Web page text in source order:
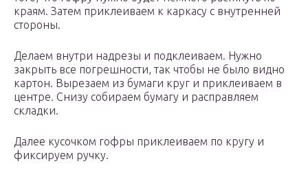
краям. Затем приклеиваем к каркасу с внутренней
стороны.
Делаем внутри надрезы и подклеиваем. Нужно
закрыть все погрешности, так чтобы не было видно
картон. Вырезаем из бумаги круг и приклеиваем в
центре. Снизу собираем бумагу и расправляем
складки.
Далее кусочком гофры приклеиваем по кругу и
фиксируем ручку.